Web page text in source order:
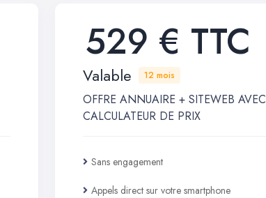
529 € TTC
Valable 12 mois
OFFRE ANNUAIRE + SITEWEB AVEC
CALCULATEUR DE PRIX
Sans engagement
Appels direct sur votre smartphone